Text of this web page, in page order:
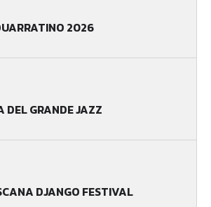
2026
DEL GRANDE JAZZ
DJANGO FESTIVAL